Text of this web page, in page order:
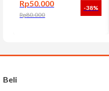
BSB3202
Rp80.000
Rp50.000 -38%
Beli